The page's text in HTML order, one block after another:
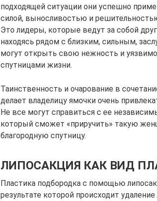
подходящей ситуации они успешно
силой, выносливостью и
Это лидеры, которые ведут за собой
находясь рядом с близким, сильным,
могут открыть свою нежность и
спутницами жизни.
Таинственность и очарование в
делает владелицу ямочки очень
Не все могут справиться с ее
который сможет «приручить» такую
благородную спутницу.
ЛИПОСАКЦИЯ КАК ВИД
Пластика подбородка с помощью
результате которой происходит